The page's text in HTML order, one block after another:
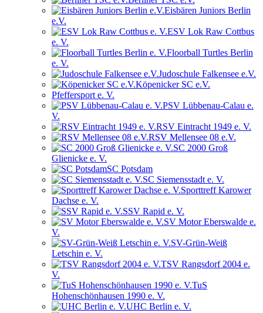
Eisbären Juniors Berlin
e.V.
ESV Lok Raw Cottbus
e. V.
Floorball Turtles Berlin
e. V.
Judoschule Falkensee e.V.
Köpenicker SC e.V.
Pfeffersport e. V.
PSV Lübbenau-Calau e.
V.
RSV Eintracht 1949 e. V.
RSV Mellensee 08 e.V.
SC 2000 Groß
Glienicke e. V.
SC Potsdam
SC Siemensstadt e. V.
Sporttreff Karower
Dachse e. V.
SSV Rapid e. V.
SV Motor Eberswalde e.
V.
SV-Grün-Weiß
Letschin e. V.
TSV Rangsdorf 2004 e.
V.
TuS
Hohenschönhausen 1990 e. V.
UHC Berlin e. V.